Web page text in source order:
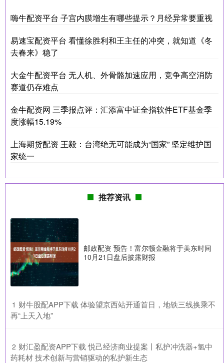
嗨牛配资平台 子宫内膜增生有哪些提示？月经异常要重视
易速宝配资平台 看懂徐胜利和王主任的冲突，就知道《冬
去春来》稳了
大金牛配资平台 无人机、外骨骼加速应用，竞争高空消防
赛道仍存难点
金牛配资网 三季报点评：汇添富中证全指软件ETF基金季
度涨幅15.19%
上海期货配资 王毅：台湾绝无可能成为“国家” 坚定维护国
家统一
推荐资讯
邮政配资 预告！富尔顿金融将于美东时间
10月21日盘后披露财报
1 ​财牛股配APP下载 体验望京西站开通首日，地铁三线换乘不
再“上天入地”
2 ​财汇盈配资APP下载 悦己经济商业提案丨私护冲洗器+氢中
药耗材 技术创新与营销驱动的私护新生态